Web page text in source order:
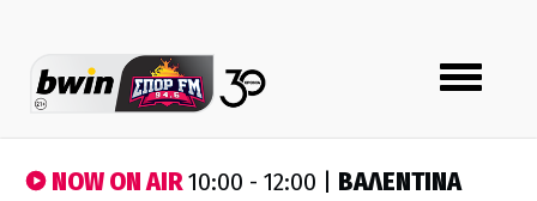
Toggle
navigation
NOW ON AIR10:00 - 12:00 | ΒΑΛΕΝΤΙΝΑ